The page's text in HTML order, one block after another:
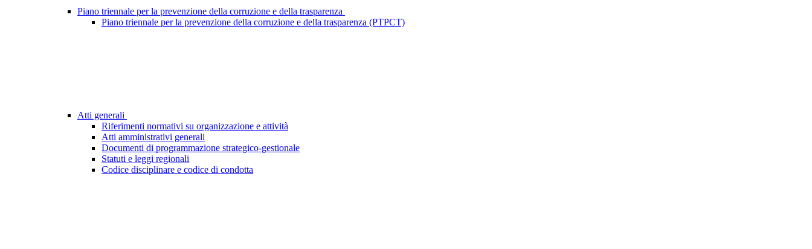
Piano triennale per la prevenzione della corruzione e della trasparenza
Piano triennale per la prevenzione della corruzione e della trasparenza (PTPCT)
Atti generali
Riferimenti normativi su organizzazione e attività
Atti amministrativi generali
Documenti di programmazione strategico-gestionale
Statuti e leggi regionali
Codice disciplinare e codice di condotta